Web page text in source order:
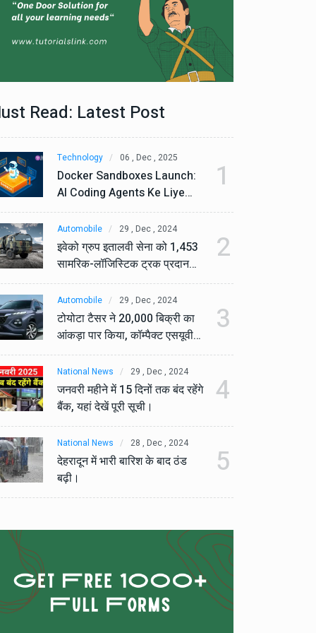
Read: Latest Post
Technology 06 , Dec , 2025
Docker Sandboxes Launch:
AI Coding Agents Ke Liye
Secure Solution | Hindeez
1
Automobile 29 , Dec , 2024
इवेको ग्रुप इतालवी सेना को 1,453
सामरिक-लॉजिस्टिक ट्रक प्रदान
करेगा।
2
Automobile 29 , Dec , 2024
टोयोटा टैसर ने 20,000 बिक्री का
आंकड़ा पार किया, कॉम्पैक्ट एसयूवी
सेगमेंट में मजबूत प्रभाव डाला।
3
National News 29 , Dec , 2024
जनवरी महीने में 15 दिनों तक बंद रहेंगे
बैंक, यहां देखें पूरी सूची।
4
National News 28 , Dec , 2024
देहरादून में भारी बारिश के बाद ठंड
बढ़ी।
5